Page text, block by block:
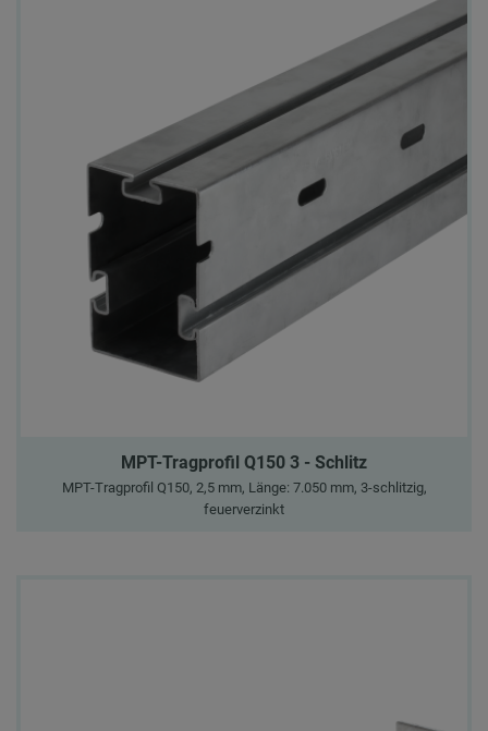
MPT-Tragprofil Q150 3 - Schlitz
MPT-Tragprofil Q150, 2,5 mm, Länge: 7.050 mm, 3-schlitzig,
feuerverzinkt